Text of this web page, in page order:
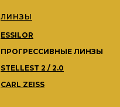
ЛИНЗЫ
ESSILOR
ПРОГРЕССИВНЫЕ ЛИНЗЫ
STELLEST 2 / 2.0
CARL ZEISS